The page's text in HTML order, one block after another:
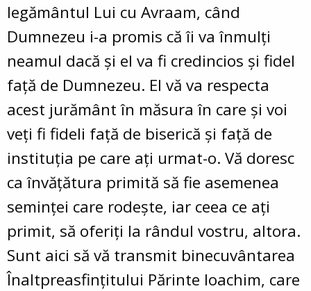
legământul Lui cu Avraam, când
Dumnezeu i-a promis că îi va înmulți
neamul dacă și el va fi credincios și fidel
față de Dumnezeu. El vă va respecta
acest jurământ în măsura în care și voi
veți fi fideli față de biserică și față de
instituția pe care ați urmat-o. Vă doresc
ca învățătura primită să fie asemenea
seminței care rodește, iar ceea ce ați
primit, să oferiți la rândul vostru, altora.
Sunt aici să vă transmit binecuvântarea
Înaltpreasfințitului Părinte Ioachim, care